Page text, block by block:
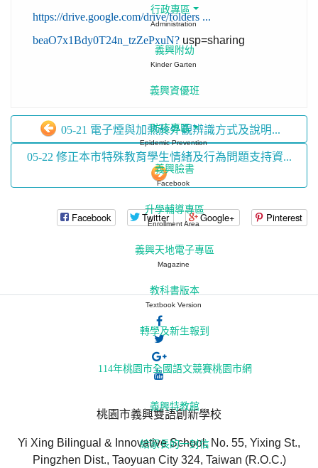
https://drive.google.com/drive/folders ...
beaO7x1Bdy0T24n_tzZePxuN? usp=sharing
05-21 電子煙與加熱菸外觀辨識方式及說明...
05-22 修正本市特殊教育學生情緒及行為問題支持資...
Facebook Twitter Google+ Pinterest
桃園市義興雙語創新學校
Yi Xing Bilingual & Innovative School, No. 55, Yixing St.,
Pingzhen Dist., Taoyuan City 324, Taiwan (R.O.C.)
行政專區
Administration
義興附幼
Kinder Garten
義興資優班
防疫專區
Epidemic Prevention
義興臉書
Facebook
升學輔導專區
Enrollment Area
義興天地電子專區
Magazine
教科書版本
Textbook Version
轉學及新生報到
114年桃園市全國語文競賽桃園市網
義興特教館
給家長的一封信